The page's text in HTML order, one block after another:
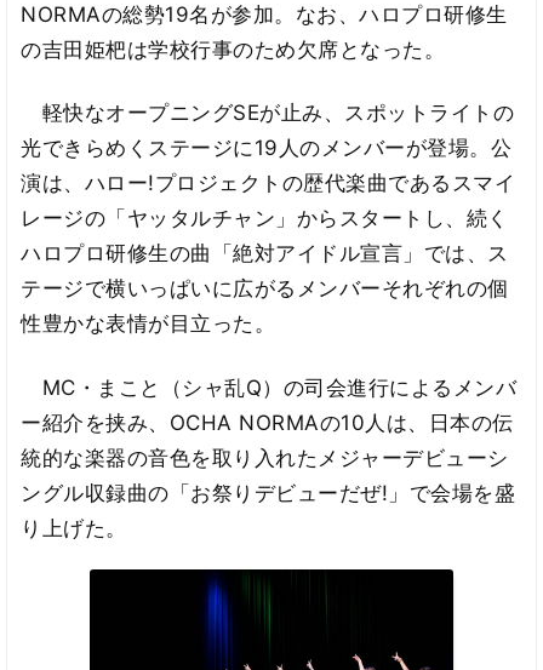
NORMAの総勢19名が参加。なお、ハロプロ研修生
の吉田姫杷は学校行事のため欠席となった。
軽快なオープニングSEが止み、スポットライトの
光できらめくステージに19人のメンバーが登場。公
演は、ハロー!プロジェクトの歴代楽曲であるスマイ
レージの「ヤッタルチャン」からスタートし、続く
ハロプロ研修生の曲「絶対アイドル宣言」では、ス
テージで横いっぱいに広がるメンバーそれぞれの個
性豊かな表情が目立った。
MC・まこと（シャ乱Q）の司会進行によるメンバ
ー紹介を挟み、OCHA NORMAの10人は、日本の伝
統的な楽器の音色を取り入れたメジャーデビューシ
ングル収録曲の「お祭りデビューだぜ!」で会場を盛
り上げた。